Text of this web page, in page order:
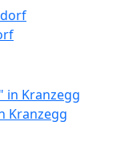
Kranzegg